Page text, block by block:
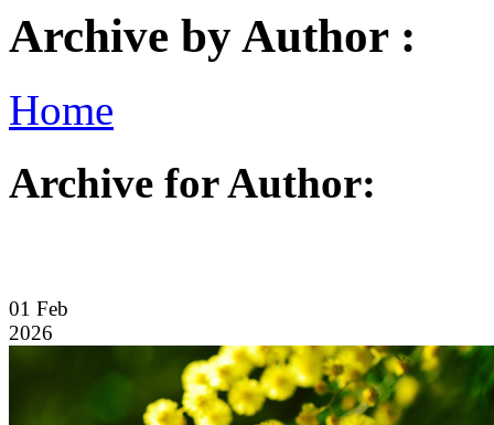
Archive by Author :
Home
Archive for Author:
01 Feb
2026